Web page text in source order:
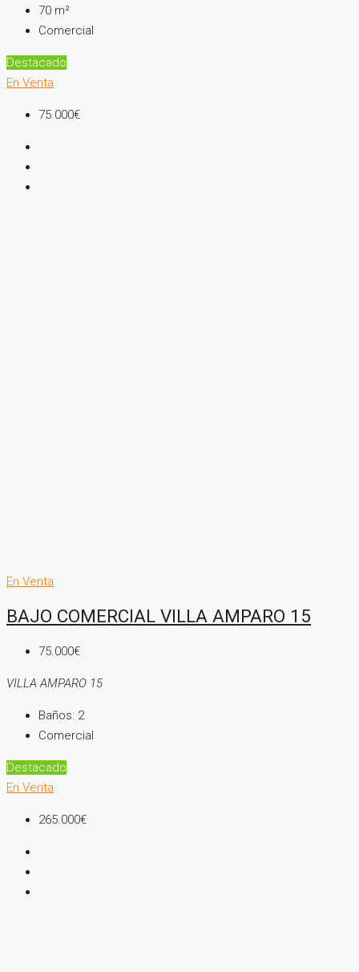
70 m²
Comercial
Destacado
En Venta
75.000€
En Venta
BAJO COMERCIAL VILLA AMPARO 15
75.000€
VILLA AMPARO 15
Baños: 2
Comercial
Destacado
En Venta
265.000€